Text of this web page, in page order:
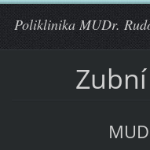
Poliklinika MUDr.